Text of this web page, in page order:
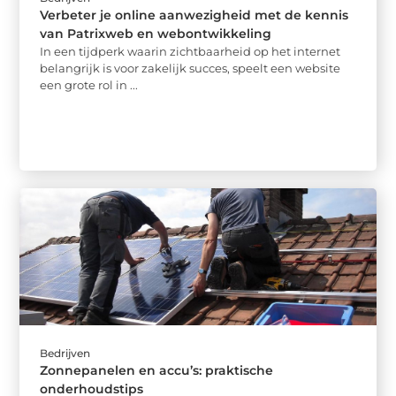
Verbeter je online aanwezigheid met de kennis
van Patrixweb en webontwikkeling
In een tijdperk waarin zichtbaarheid op het internet
belangrijk is voor zakelijk succes, speelt een website
een grote rol in ...
Bedrijven
Zonnepanelen en accu’s: praktische
onderhoudstips